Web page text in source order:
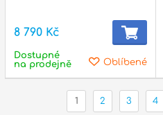
8 790 Kč
Oblíbené
Dostupné
na prodejně
1 2 3 4